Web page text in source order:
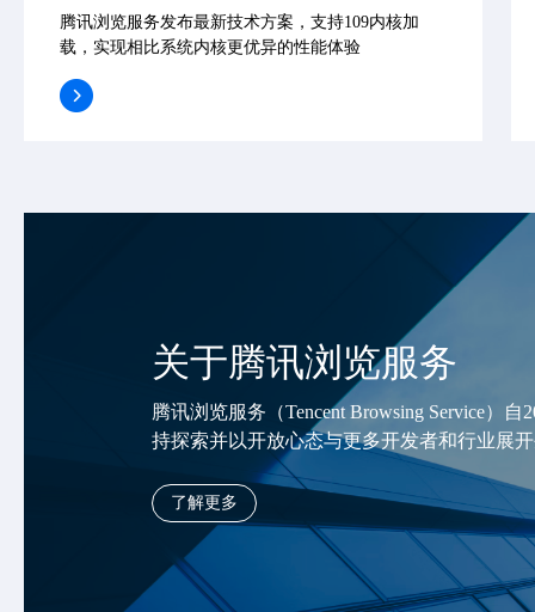
腾讯浏览服务发布最新技术方案，支持109内核加
载，实现相比系统内核更优异的性能体验
关于腾讯浏览服务
腾讯浏览服务（Tencent Browsing Service）
持探索并以开放心态与更多开发者和行业展
了解更多